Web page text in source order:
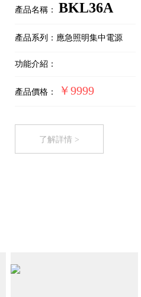
產品名稱： BKL36A
產品系列：應急照明集中電源
功能介紹：
產品價格： ￥9999
了解詳情 >